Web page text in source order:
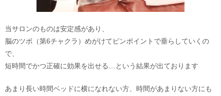
当サロンのものは安定感があり、
脳のツボ（第6チャクラ）めがけてピンポイントで垂らしていくの
で、
短時間でかつ正確に効果を出せる…という結果が出ております
あまり長い時間ベッドに横になれない方、時間があまりない方にも